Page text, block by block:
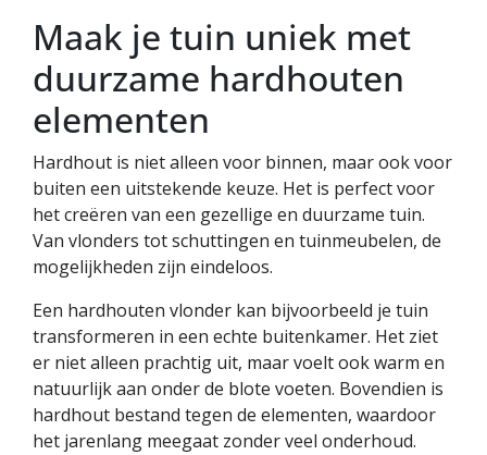
Maak je tuin uniek met
duurzame hardhouten
elementen
Hardhout is niet alleen voor binnen, maar ook voor
buiten een uitstekende keuze. Het is perfect voor
het creëren van een gezellige en duurzame tuin.
Van vlonders tot schuttingen en tuinmeubelen, de
mogelijkheden zijn eindeloos.
Een hardhouten vlonder kan bijvoorbeeld je tuin
transformeren in een echte buitenkamer. Het ziet
er niet alleen prachtig uit, maar voelt ook warm en
natuurlijk aan onder de blote voeten. Bovendien is
hardhout bestand tegen de elementen, waardoor
het jarenlang meegaat zonder veel onderhoud.